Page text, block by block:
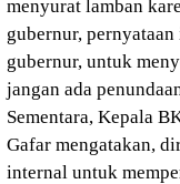
menyurat lamban
gubernur,
gubernur, untuk
jangan ada
Sementara, Kepala
Gafar mengatakan,
internal untuk